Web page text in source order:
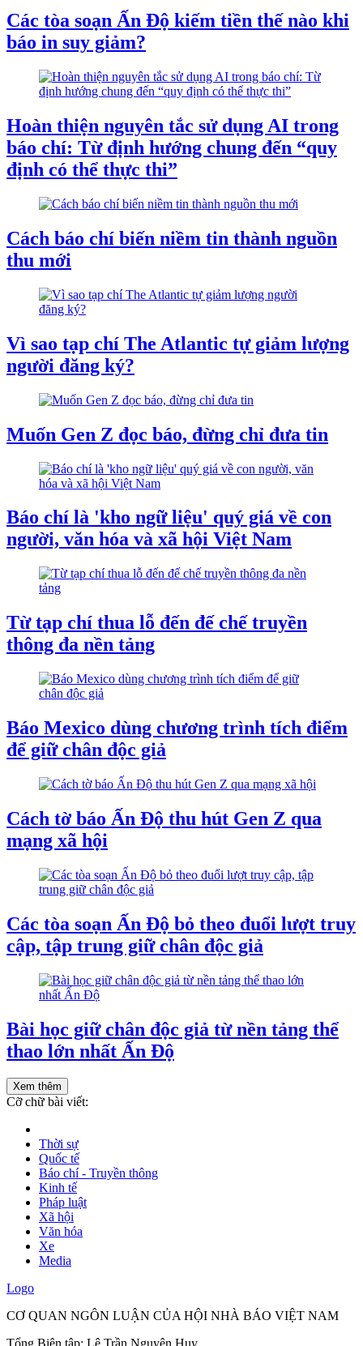
Các tòa soạn Ấn Độ kiếm tiền thế nào khi
báo in suy giảm?
Hoàn thiện nguyên tắc sử dụng AI trong
báo chí: Từ định hướng chung đến “quy
định có thể thực thi”
Cách báo chí biến niềm tin thành nguồn
thu mới
Vì sao tạp chí The Atlantic tự giảm lượng
người đăng ký?
Muốn Gen Z đọc báo, đừng chỉ đưa tin
Báo chí là 'kho ngữ liệu' quý giá về con
người, văn hóa và xã hội Việt Nam
Từ tạp chí thua lỗ đến đế chế truyền
thông đa nền tảng
Báo Mexico dùng chương trình tích điểm
để giữ chân độc giả
Cách tờ báo Ấn Độ thu hút Gen Z qua
mạng xã hội
Các tòa soạn Ấn Độ bỏ theo đuổi lượt truy
cập, tập trung giữ chân độc giả
Bài học giữ chân độc giả từ nền tảng thể
thao lớn nhất Ấn Độ
Xem thêm
Cỡ chữ bài viết:
Thời sự
Quốc tế
Báo chí - Truyền thông
Kinh tế
Pháp luật
Xã hội
Văn hóa
Xe
Media
Logo
CƠ QUAN NGÔN LUẬN CỦA HỘI NHÀ BÁO VIỆT NAM